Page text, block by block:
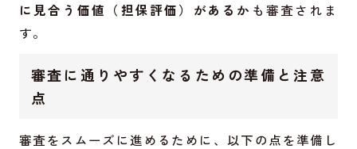
に見合う価値（担保評価）があるか も審査されま
す。
審査に通りやすくなるための準備と注意
点
審査をスムーズに進めるために、以下の点を準備し